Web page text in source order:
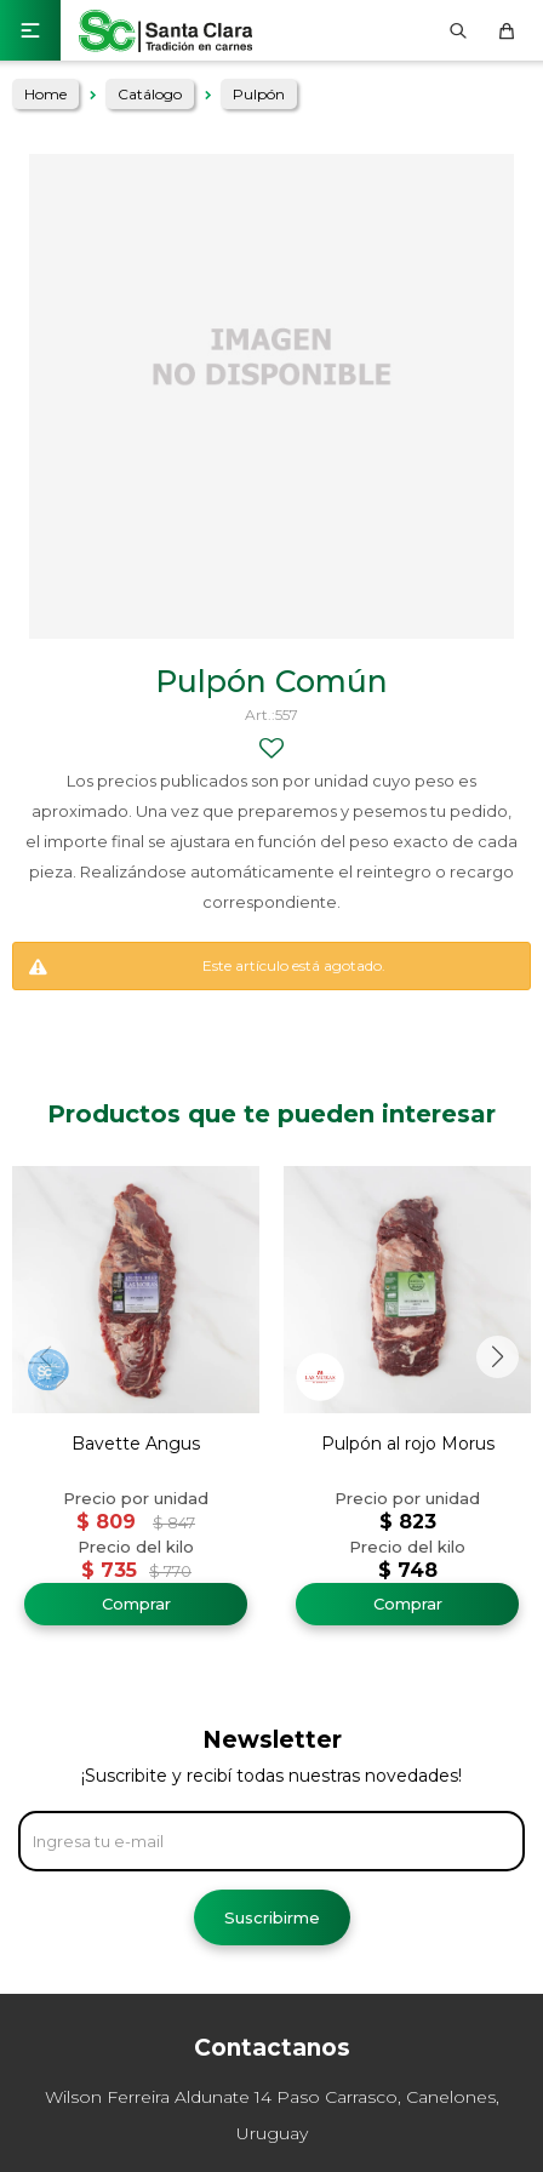

Home Catálogo Pulpón
Pulpón Común
557
Los precios publicados son por unidad cuyo peso es
aproximado. Una vez que preparemos y pesemos tu pedido,
el importe final se ajustara en función del peso exacto de cada
pieza. Realizándose automáticamente el reintegro o recargo
correspondiente.
Este artículo está agotado.
Productos que te pueden interesar
Bavette Angus
$ 735 $ 770
$ 809 $ 847
Pulpón al rojo Morus
$ 748
$ 823
Contactanos
Wilson Ferreira Aldunate 14 Paso Carrasco, Canelones,
Uruguay
Newsletter
¡Suscribite y recibí todas nuestras novedades!
Suscribirme